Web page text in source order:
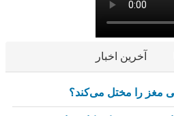
آخرین اخبار
مغز را مختل می‌کند؟